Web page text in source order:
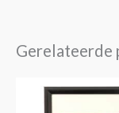
Gerelateerde
€4,25